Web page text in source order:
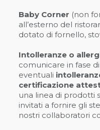
Baby Corner (non
all’esterno del
dotato di fornello,
Intolleranze o
comunicare in fase
eventuali
certificazione
una linea di prodotti
invitati a fornire gli
nostri collaboratori